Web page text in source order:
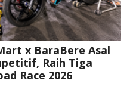
x BaraBere Asal
Raih Tiga
Race 2026